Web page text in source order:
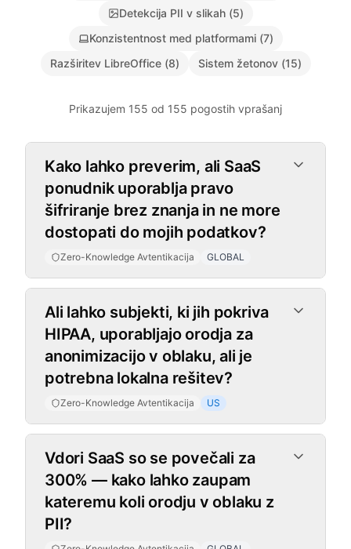
Detekcija PII v slikah(5)
Konzistentnost med platformami(7)
Razširitev LibreOffice(8) Sistem žetonov(15)
Prikazujem 155 od 155 pogostih vprašanj
Zero-Knowledge Avtentikacija
Kako lahko preverim, ali SaaS
ponudnik uporablja pravo
šifriranje brez znanja in ne more
dostopati do mojih podatkov?
Zero-Knowledge Avtentikacija GLOBAL
Ali lahko subjekti, ki jih pokriva
HIPAA, uporabljajo orodja za
anonimizacijo v oblaku, ali je
potrebna lokalna rešitev?
Zero-Knowledge Avtentikacija US
Vdori SaaS so se povečali za
300% — kako lahko zaupam
kateremu koli orodju v oblaku z
PII?